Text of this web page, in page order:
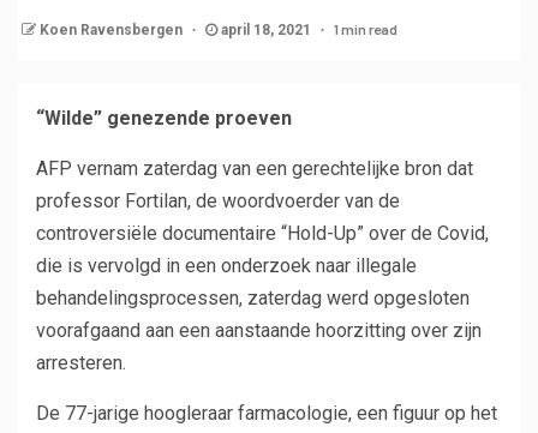
Koen Ravensbergen april 18, 2021 1 min read
“Wilde” genezende proeven
AFP vernam zaterdag van een gerechtelijke bron dat
professor Fortilan, de woordvoerder van de
controversiële documentaire “Hold-Up” over de Covid,
die is vervolgd in een onderzoek naar illegale
behandelingsprocessen, zaterdag werd opgesloten
voorafgaand aan een aanstaande hoorzitting over zijn
arresteren.
De 77-jarige hoogleraar farmacologie, een figuur op het